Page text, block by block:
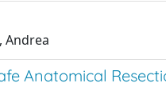
Andrea
Anatomical